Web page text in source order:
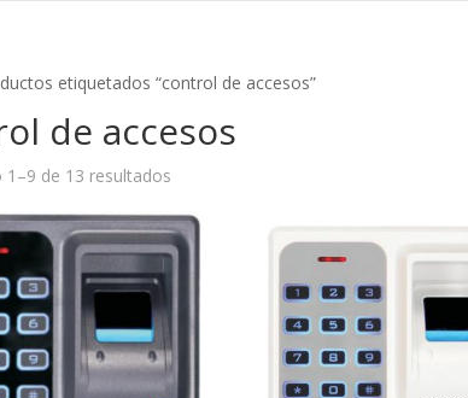
etiquetados “control de accesos”
de accesos
1–9 de 13 resultados